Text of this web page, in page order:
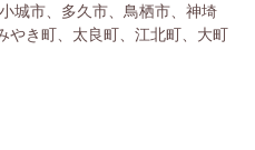
城市、多久市、鳥栖市、神埼
やき町、太良町、江北町、大町